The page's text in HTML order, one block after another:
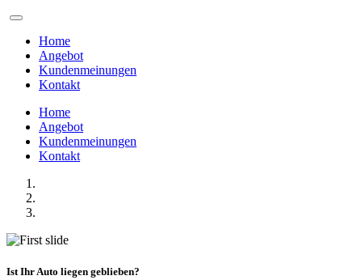
Home
Angebot
Kundenmeinungen
Kontakt
Home
Angebot
Kundenmeinungen
Kontakt
Ist Ihr Auto liegen geblieben?